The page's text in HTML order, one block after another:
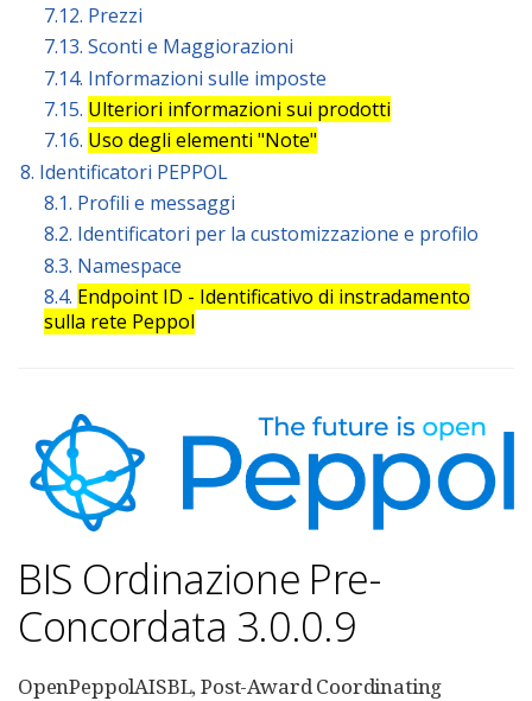
7.12. Prezzi
7.13. Sconti e Maggiorazioni
7.14. Informazioni sulle imposte
7.15. Ulteriori informazioni sui prodotti
7.16. Uso degli elementi "Note"
8. Identificatori PEPPOL
8.1. Profili e messaggi
8.2. Identificatori per la customizzazione e profilo
8.3. Namespace
8.4. Endpoint ID - Identificativo di instradamento
sulla rete Peppol
BIS Ordinazione Pre-
Concordata 3.0.0.9
OpenPeppolAISBL, Post-Award Coordinating